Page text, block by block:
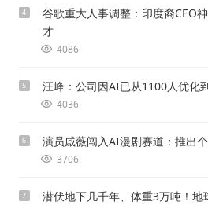
4
谷歌重大人事调整：印度裔CEO
才
4086
5 汪峰：公司因AI已从1100人优化
4036
6 演员戚薇闯入AI漫剧赛道：推出
3706
7
潜伏地下几千年、体重3万吨！